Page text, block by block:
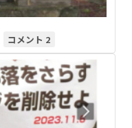
2